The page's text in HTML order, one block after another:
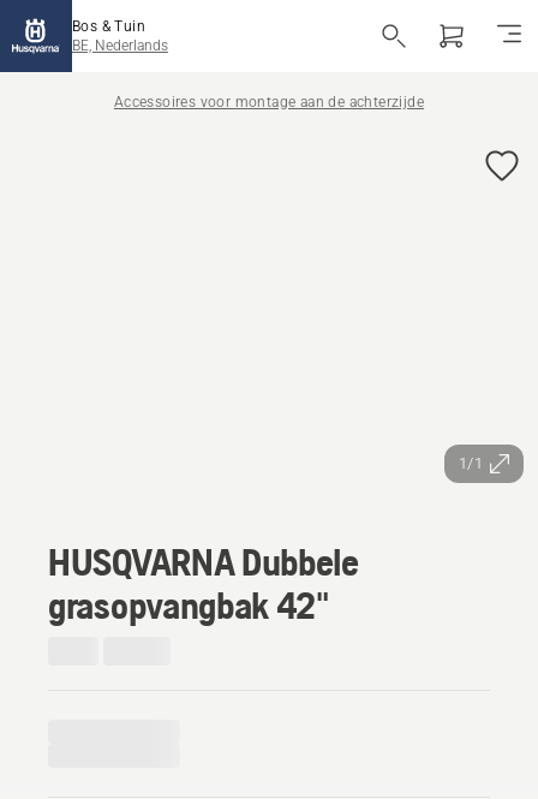
Bos & Tuin
BE, Nederlands
Accessoires voor montage aan de achterzijde
1/1
HUSQVARNA Dubbele
grasopvangbak 42"